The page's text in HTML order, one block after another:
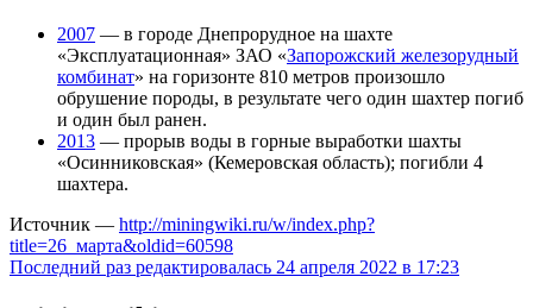
2007 — в городе Днепрорудное на шахте
«Эксплуатационная» ЗАО «Запорожский железорудный
комбинат» на горизонте 810 метров произошло
обрушение породы, в результате чего один шахтер погиб
и один был ранен.
2013 — прорыв воды в горные выработки шахты
«Осинниковская» (Кемеровская область); погибли 4
шахтера.
Источник — http://miningwiki.ru/w/index.php?
title=26_марта&oldid=60598
Последний раз редактировалась 24 апреля 2022 в 17:23